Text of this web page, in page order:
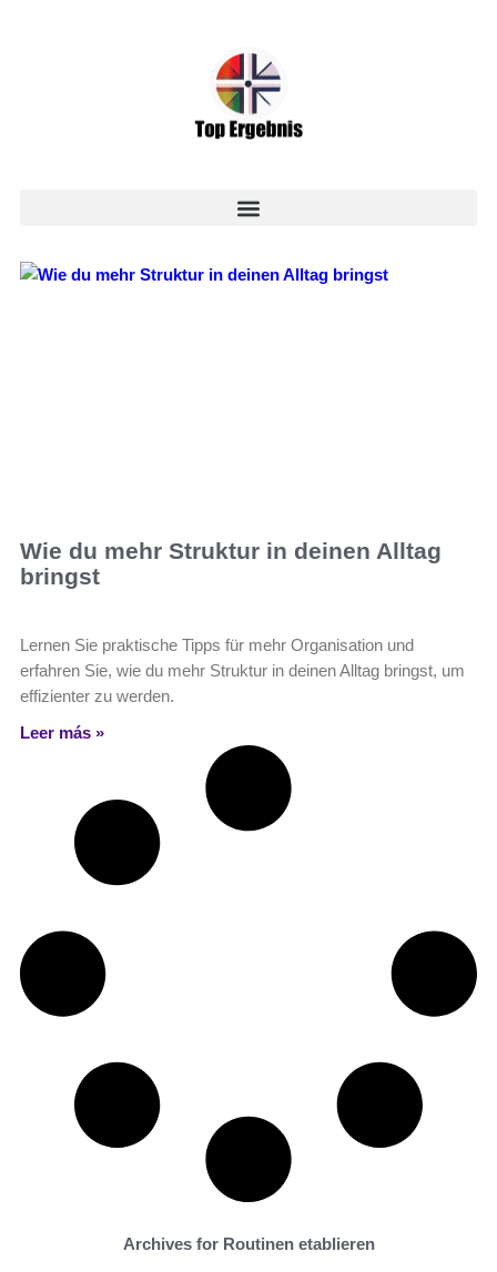
Wie du mehr Struktur in deinen Alltag
bringst
Lernen Sie praktische Tipps für mehr Organisation und
erfahren Sie, wie du mehr Struktur in deinen Alltag bringst, um
effizienter zu werden.
Leer más »
Archives for Routinen etablieren